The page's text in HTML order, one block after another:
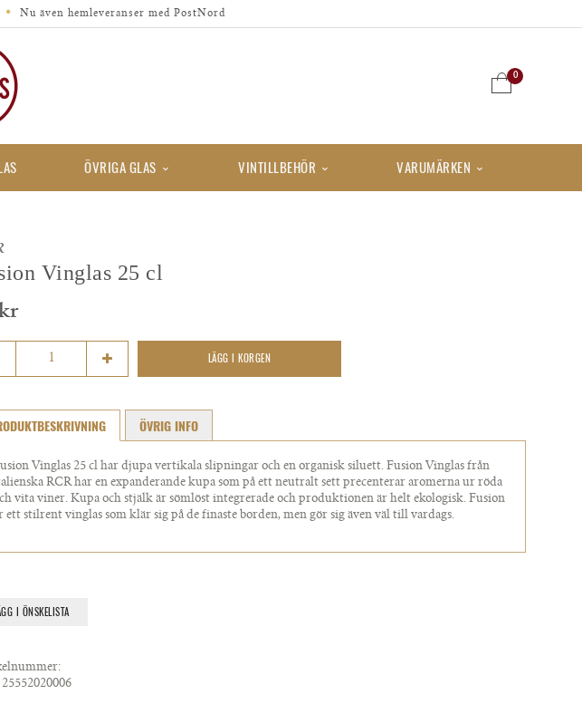
Nu även hemleveranser med PostNord
0
ÖVRIGA GLAS VINTILLBEHÖR VARUMÄRKEN
Vinglas 25 cl
LÄGG I KORGEN
ÖVRIG INFO
Vinglas 25 cl har djupa vertikala slipningar och en organisk siluett. Fusion Vinglas från
RCR har en expanderande kupa som på ett neutralt sett precenterar aromerna ur röda
vita viner. Kupa och stjälk är sömlöst integrerade och produktionen är helt ekologisk. Fusion
ett stilrent vinglas som klär sig på de finaste borden, men gör sig även väl till vardags.
I ÖNSKELISTA